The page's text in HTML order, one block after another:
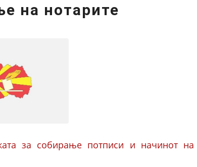
на нотарите
за собирање потписи и начинот на